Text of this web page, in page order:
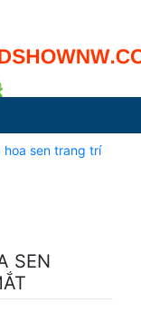
hoa sen trang trí
SEN